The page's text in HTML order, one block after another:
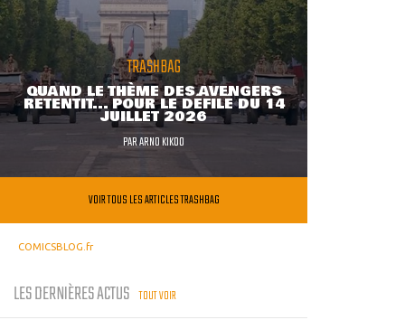
TRASHBAG
QUAND LE THÈME DES AVENGERS
RETENTIT... POUR LE DÉFILÉ DU 14
JUILLET 2026
PARARNO KIKOO
VOIR TOUS LES ARTICLES TRASHBAG
COMICSBLOG.fr
LES DERNIÈRES ACTUS TOUT VOIR